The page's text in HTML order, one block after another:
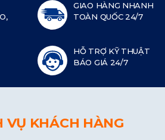
GIAO HÀNG NHANH
TOÀN QUỐC 24/7
HỖ TRỢ KỸ THUẬT
BÁO GIÁ 24/7
VỤ KHÁCH HÀNG